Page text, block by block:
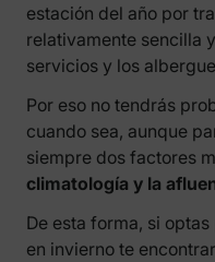
estación del año por
relativamente sencilla
servicios y los
Por eso no tendrás
cuando sea, aunque
siempre dos factores
climatología y la
De esta forma, si
en invierno te